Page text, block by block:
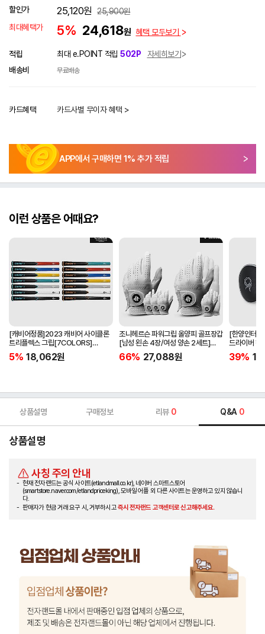
할인가 25,120원 25,900원
최대혜택가
5% 24,618원 혜택 모두보기
적립 최대 e.POINT 적립 502P
자세히보기
배송비
무료배송
카드혜택 카드사별 무이자 혜택 >
APP에서 구매하면 1% 추가 적립
이런 상품은 어때요?
[캐비어정품]2023 캐비어 사이클론
트리플렉스 그립[7COLORS]
[라운드][39g/42g/46g/50g]
[R/S 토크]
5% 18,062원
조니헤르슨 파워그립 올양피 골프장갑
[남성 왼손 4장/여성 양손 2세트]
[화이트][케이스포함]
66% 27,088원
[한양인터
드라이버 헤
[HD-302]
39%
상품설명 구매정보 리뷰 0 Q&A 0
상품설명
사칭 주의 안내
현재 전자랜드는 공식 사이트(etlandmall.co.kr), 네이버 스마트스토어
(smartstore.naver.com/etlandpriceking), 모바일 어플 외 다른 사이트는 운영하고 있지 않습니
다.
판매자가 현금 거래 요구 시, 거부하시고즉시 전자랜드 고객센터로 신고해주세요.